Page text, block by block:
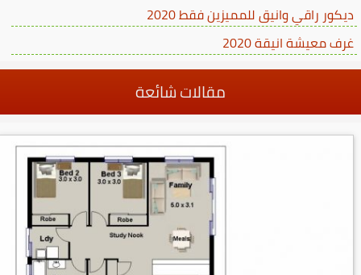
ديكور راقي وانيق للمميزين فقط 2020
غرف معيشة انيقة 2020
مقالات شائعة